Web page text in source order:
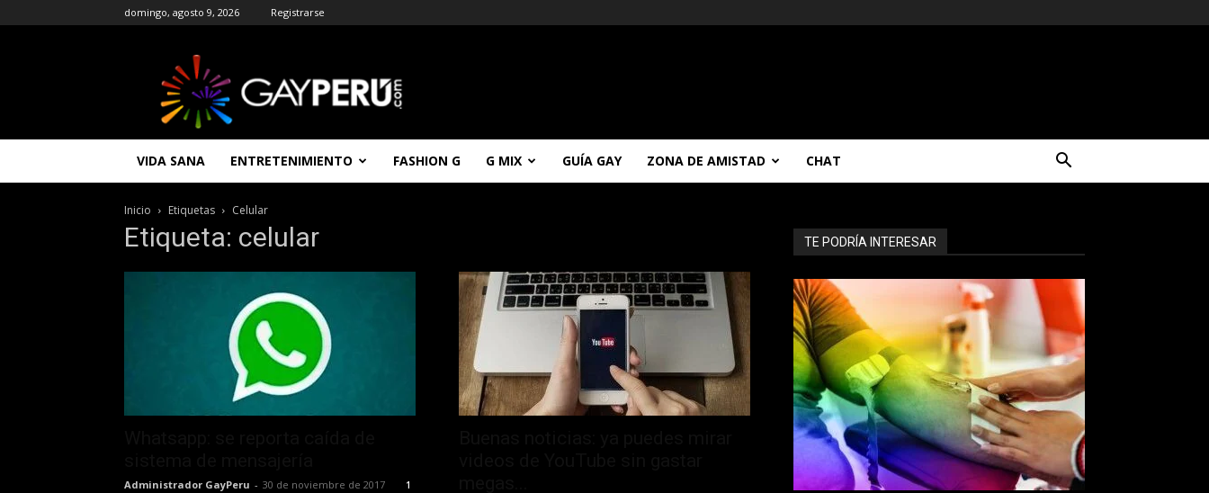
domingo, agosto 9, 2026 Registrarse
|
Entretenimiento
Noticias
Gay
Gratis
VIDA SANA ENTRETENIMIENTO FASHION G G MIX GUÍA GAY ZONA DE AMISTAD CHAT
Inicio Etiquetas Celular
Etiqueta: celular
Administrador GayPeru - 30 de noviembre de 2017 1
TE PODRÍA INTERESAR